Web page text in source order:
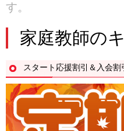
す。
家庭教師の
スタート応援割引＆入会割